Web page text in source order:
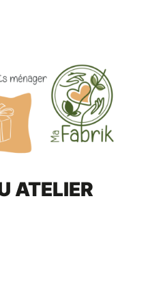
ATELIER